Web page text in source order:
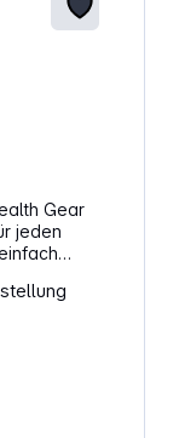
jeden
Wind